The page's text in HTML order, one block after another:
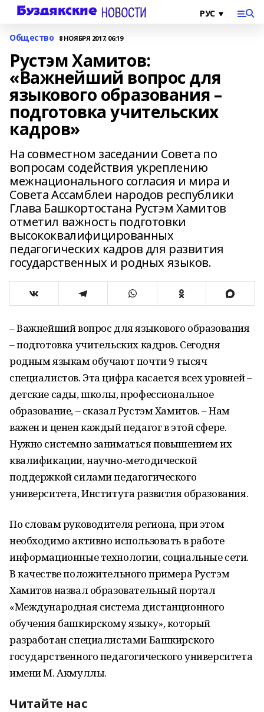
Общество 8 НОЯБРЯ 2017, 06:19
Рустэм Хамитов:
«Важнейший вопрос для
языкового образования –
подготовка учительских
кадров»
На совместном заседании Совета по
вопросам содействия укреплению
межнационального согласия и мира и
Совета Ассамблеи народов республики
Глава Башкортостана Рустэм Хамитов
отметил важность подготовки
высококвалифицированных
педагогических кадров для развития
государственных и родных языков.
– Важнейший вопрос для языкового образования
– подготовка учительских кадров. Сегодня
родным языкам обучают почти 9 тысяч
специалистов. Эта цифра касается всех уровней –
детские сады, школы, профессиональное
образование, – сказал Рустэм Хамитов. – Нам
важен и ценен каждый педагог в этой сфере.
Нужно системно заниматься повышением их
квалификации, научно-методической
поддержкой силами педагогического
университета, Института развития образования.
По словам руководителя региона, при этом
необходимо активно использовать в работе
информационные технологии, социальные сети.
В качестве положительного примера Рустэм
Хамитов назвал образовательный портал
«Международная система дистанционного
обучения башкирскому языку», который
разработан специалистами Башкирского
государственного педагогического университета
имени М. Акмуллы.
Читайте нас